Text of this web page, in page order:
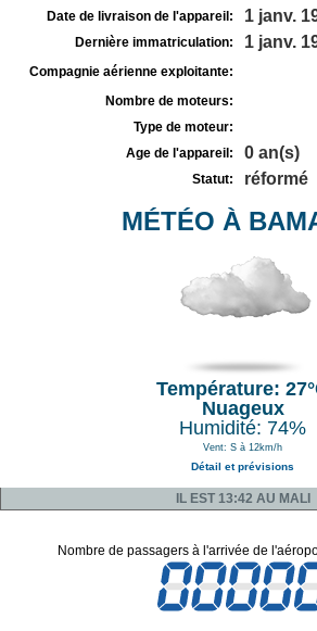
Date de livraison de l'appareil: 1 janv.
Dernière immatriculation: 1 janv.
Compagnie aérienne exploitante:
Nombre de moteurs:
Type de moteur:
Age de l'appareil:
0 an(s)
Statut: réformé
MÉTÉO À
Température:
Nuageux
Humidité: 74%
Vent: S à 12km/h
Détail et prévisions
IL EST 13:42 AU MALI
Nombre de passagers à l'arrivée de